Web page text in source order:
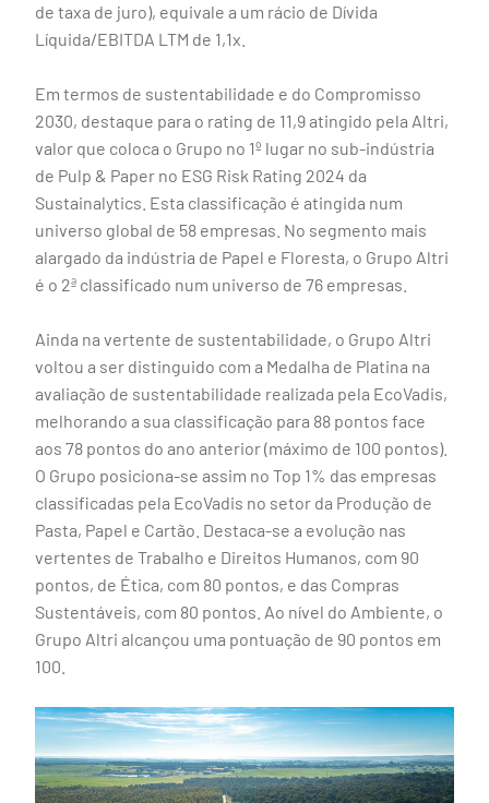
de taxa de juro), equivale a um rácio de Dívida
Líquida/EBITDA LTM de 1,1x.
Em termos de sustentabilidade e do Compromisso
2030, destaque para o rating de 11,9 atingido pela Altri,
valor que coloca o Grupo no 1º lugar no sub-indústria
de Pulp & Paper no ESG Risk Rating 2024 da
Sustainalytics. Esta classificação é atingida num
universo global de 58 empresas. No segmento mais
alargado da indústria de Papel e Floresta, o Grupo Altri
é o 2ª classificado num universo de 76 empresas.
Ainda na vertente de sustentabilidade, o Grupo Altri
voltou a ser distinguido com a Medalha de Platina na
avaliação de sustentabilidade realizada pela EcoVadis,
melhorando a sua classificação para 88 pontos face
aos 78 pontos do ano anterior (máximo de 100 pontos).
O Grupo posiciona-se assim no Top 1% das empresas
classificadas pela EcoVadis no setor da Produção de
Pasta, Papel e Cartão. Destaca-se a evolução nas
vertentes de Trabalho e Direitos Humanos, com 90
pontos, de Ética, com 80 pontos, e das Compras
Sustentáveis, com 80 pontos. Ao nível do Ambiente, o
Grupo Altri alcançou uma pontuação de 90 pontos em
100.